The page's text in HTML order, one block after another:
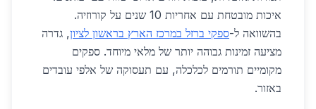
איכות מובטחת עם אחריות 10 שנים על קורוזיה.
בהשוואה ל-ספקי ברזל במרכז הארץ בראשון לציון, גדרה
מציעה זמינות גבוהה יותר של מלאי מיוחד. ספקים
מקומיים תורמים לכלכלה, עם תעסוקה של אלפי עובדים
באזור.